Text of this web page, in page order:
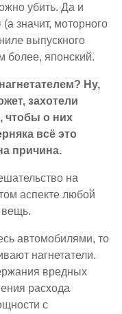
убить. Да и
значит, моторного
выпускного
более, японский.
Ну,
захотели
чтобы о них
всё это
причина.
на
аспекте любой
вещь.
автомобилями, то
нагнетатели.
вредных
расхода
с